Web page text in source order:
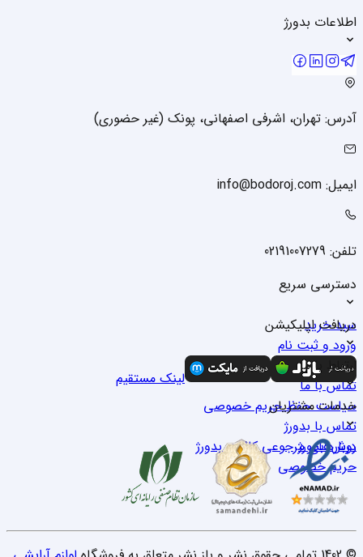
اطلاعات بدورژ
آدرس: تهران، اشرفی اصفهانی، پونک (غیر حضوری)
ایمیل: info@bodoroj.com
تلفن: 02191007279
دسترسی سریع
سبد خرید
ورود و ثبت نام
درباره ما
تماس با ما
دریافت اپلیکیشن
لینک مستقیم
ارتباط با ما
سیاست حفظ حریم خصوصی
تماس با بدو‌رژ
درباره بدو‌رژ
خدمات مشتریان
روش‌های مرجوعی کالا در بدو‌رژ
حریم خصوصی